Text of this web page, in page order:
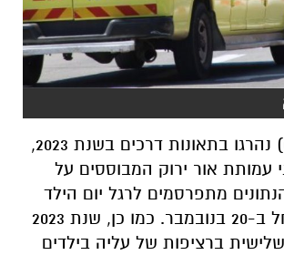
35 ילדים (0-14) נהרגו בתאונות דרכים בשנת 2023,
עמותת אור ירוק המבוססים על
מתפרסמים לרגל יום הילד
כמו כן,
שנת 2023
ברציפות של עליה בילדים